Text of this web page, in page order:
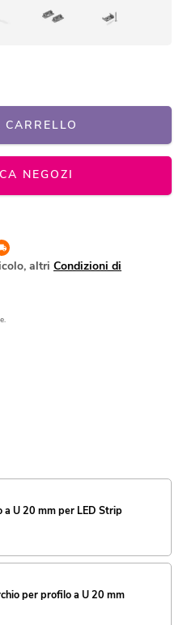
CARRELLO
NEGOZI
altri Condizioni di
a U 20 mm per LED Strip
per profilo a U 20 mm